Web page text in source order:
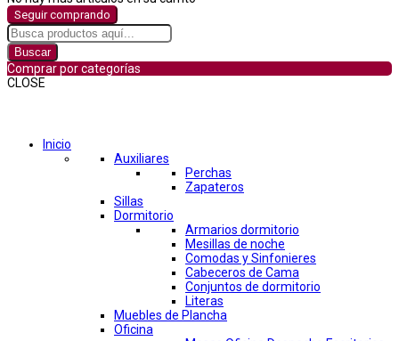
Seguir comprando
Buscar
Comprar por categorías
CLOSE
Inicio
Auxiliares
Perchas
Zapateros
Sillas
Dormitorio
Armarios dormitorio
Mesillas de noche
Comodas y Sinfonieres
Cabeceros de Cama
Conjuntos de dormitorio
Literas
Muebles de Plancha
Oficina